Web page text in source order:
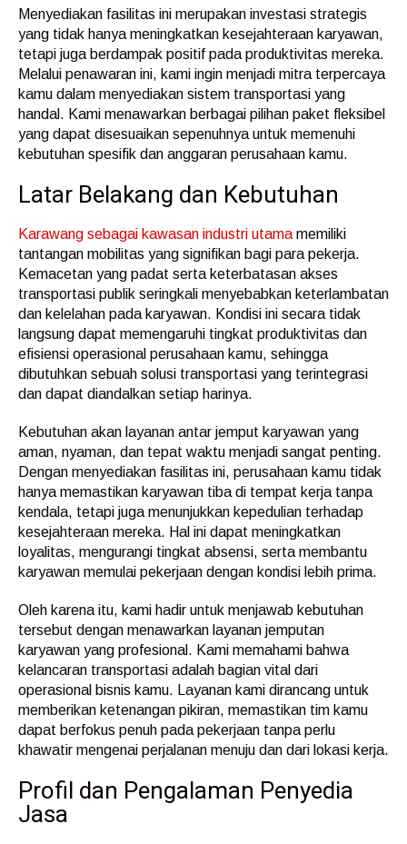
Menyediakan fasilitas ini merupakan investasi strategis
yang tidak hanya meningkatkan kesejahteraan karyawan,
tetapi juga berdampak positif pada produktivitas mereka.
Melalui penawaran ini, kami ingin menjadi mitra terpercaya
kamu dalam menyediakan sistem transportasi yang
handal. Kami menawarkan berbagai pilihan paket fleksibel
yang dapat disesuaikan sepenuhnya untuk memenuhi
kebutuhan spesifik dan anggaran perusahaan kamu.
Latar Belakang dan Kebutuhan
Karawang sebagai kawasan industri utama memiliki
tantangan mobilitas yang signifikan bagi para pekerja.
Kemacetan yang padat serta keterbatasan akses
transportasi publik seringkali menyebabkan keterlambatan
dan kelelahan pada karyawan. Kondisi ini secara tidak
langsung dapat memengaruhi tingkat produktivitas dan
efisiensi operasional perusahaan kamu, sehingga
dibutuhkan sebuah solusi transportasi yang terintegrasi
dan dapat diandalkan setiap harinya.
Kebutuhan akan layanan antar jemput karyawan yang
aman, nyaman, dan tepat waktu menjadi sangat penting.
Dengan menyediakan fasilitas ini, perusahaan kamu tidak
hanya memastikan karyawan tiba di tempat kerja tanpa
kendala, tetapi juga menunjukkan kepedulian terhadap
kesejahteraan mereka. Hal ini dapat meningkatkan
loyalitas, mengurangi tingkat absensi, serta membantu
karyawan memulai pekerjaan dengan kondisi lebih prima.
Oleh karena itu, kami hadir untuk menjawab kebutuhan
tersebut dengan menawarkan layanan jemputan
karyawan yang profesional. Kami memahami bahwa
kelancaran transportasi adalah bagian vital dari
operasional bisnis kamu. Layanan kami dirancang untuk
memberikan ketenangan pikiran, memastikan tim kamu
dapat berfokus penuh pada pekerjaan tanpa perlu
khawatir mengenai perjalanan menuju dan dari lokasi kerja.
Profil dan Pengalaman Penyedia
Jasa